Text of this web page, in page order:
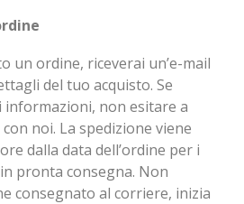
un ordine, riceverai un’e-mail
del tuo acquisto. Se
non esitare a
noi. La spedizione viene
dalla data dell’ordine per i
pronta consegna. Non
consegnato al corriere, inizia